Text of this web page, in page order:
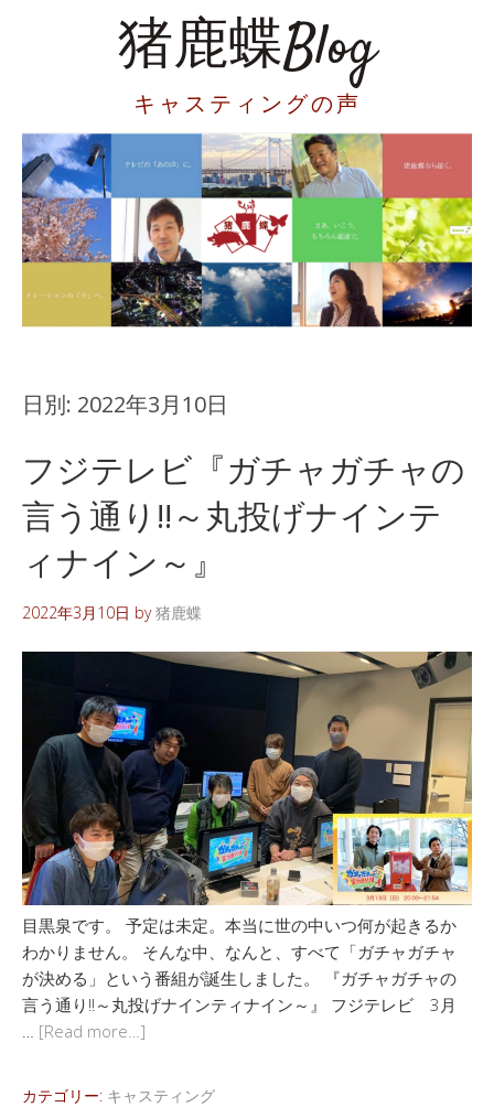
猪鹿蝶Blog
キャスティングの声
日別: 2022年3月10日
フジテレビ『ガチャガチャの
言う通り!!～丸投げナインテ
ィナイン～』
2022年3月10日 by猪鹿蝶
目黒泉です。 予定は未定。本当に世の中いつ何が起きるか
わかりません。 そんな中、なんと、すべて「ガチャガチャ
が決める」という番組が誕生しました。 『ガチャガチャの
言う通り!!～丸投げナインティナイン～』 フジテレビ 3月
[Read more…]
カテゴリー: キャスティング